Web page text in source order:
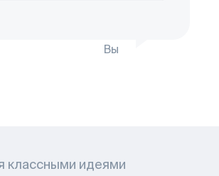
Вы
классными идеями